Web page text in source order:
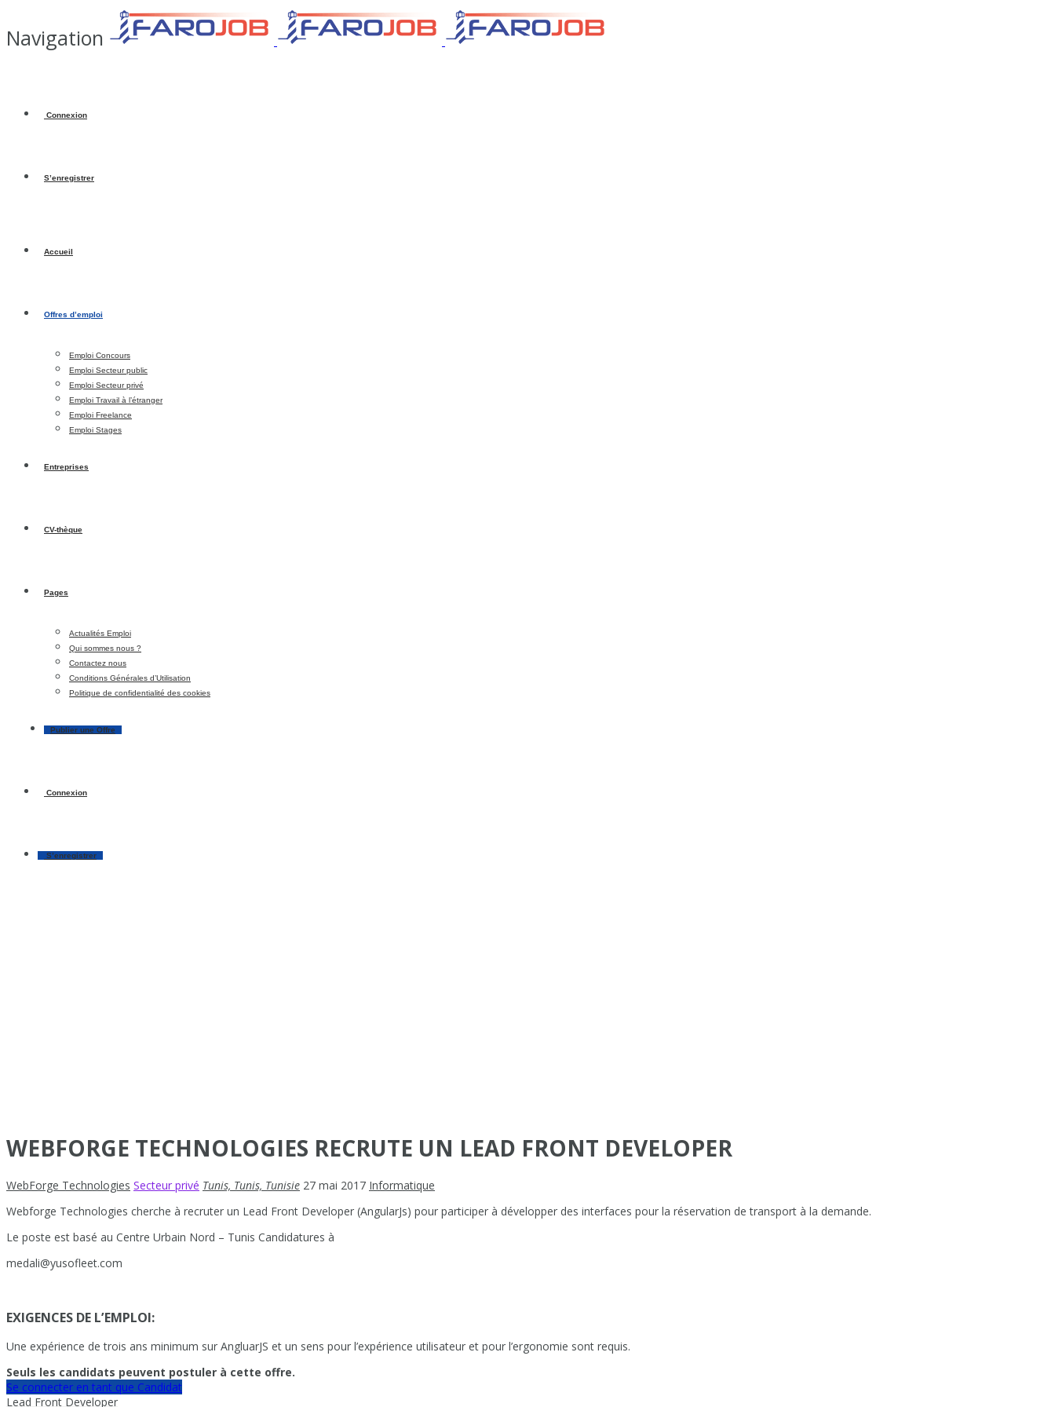
Navigation
Connexion
S’enregistrer
Accueil
Offres d’emploi
Emploi Concours
Emploi Secteur public
Emploi Secteur privé
Emploi Travail à l’étranger
Emploi Freelance
Emploi Stages
Entreprises
CV-thèque
Pages
Actualités Emploi
Qui sommes nous ?
Contactez nous
Conditions Générales d’Utilisation
Politique de confidentialité des cookies
Publier une Offre
Connexion
S’enregistrer
WEBFORGE TECHNOLOGIES RECRUTE UN LEAD FRONT DEVELOPER
WebForge Technologies Secteur privé Tunis, Tunis, Tunisie 27 mai 2017 Informatique
Webforge Technologies cherche à recruter un Lead Front Developer (AngularJs) pour participer à développer des interfaces pour la réservation de transport à la demande.
Le poste est basé au Centre Urbain Nord – Tunis Candidatures à
medali@yusofleet.com
EXIGENCES DE L’EMPLOI:
Une expérience de trois ans minimum sur AngluarJS et un sens pour l’expérience utilisateur et pour l’ergonomie sont requis.
Seuls les candidats peuvent postuler à cette offre.
Se connecter en tant que Candidat
Lead Front Developer